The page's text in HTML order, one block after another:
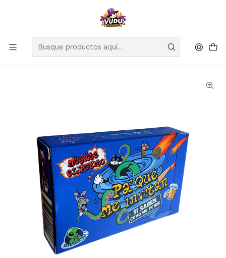
🚀 ¡Despachamos a todo Chile! Envío GRATIS a Regiones sobre
$100.000 y a RM sobre $35.000
Inicio Juegos de Mesa Editorial Salta Pal Lao
Pa Que me invitan... SI SABEN como me pongo - Español